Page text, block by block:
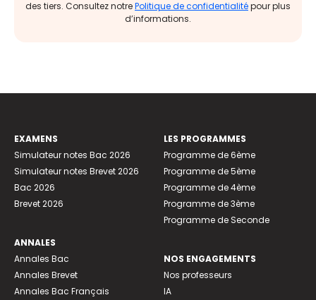
des tiers. Consultez notrePolitique de confidentialitépour plus
d’informations.
EXAMENS
Simulateur notes Bac 2026
Simulateur notes Brevet 2026
Bac 2026
Brevet 2026
ANNALES
Annales Bac
Annales Brevet
Annales Bac Français
LES PROGRAMMES
Programme de 6ème
Programme de 5ème
Programme de 4ème
Programme de 3ème
Programme de Seconde
NOS ENGAGEMENTS
Nos professeurs
IA